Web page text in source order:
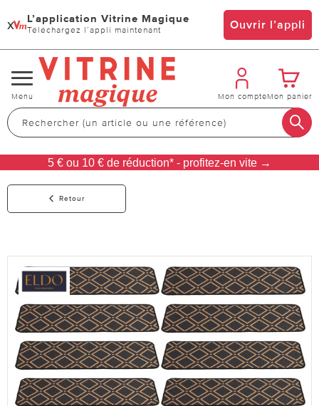
x L’application Vitrine Magique
Téléchargez l’appli maintenant Ouvrir l’appli
Changer
de
navigation
Menu Mon compteMon panier
5 € ou 10 € de réduction* - profitez-en vite →
Retour